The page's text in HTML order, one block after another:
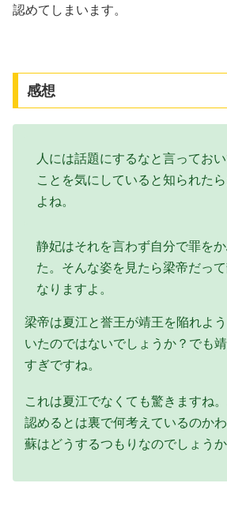
認めてしまいます。
感想
人には話題にするなと言ってお
ことを気にしていると知られた
よね。
静妃はそれを言わず自分で罪を
た。そんな姿を見たら梁帝だっ
なりますよ。
梁帝は夏江と誉王が靖王を陥れよ
いたのではないでしょうか？でも
すぎですね。
これは夏江でなくても驚きますね
認めるとは裏で何考えているのか
蘇はどうするつもりなのでしょうか